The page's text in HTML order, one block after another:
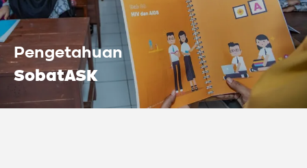
Pengetahuan
SobatASK